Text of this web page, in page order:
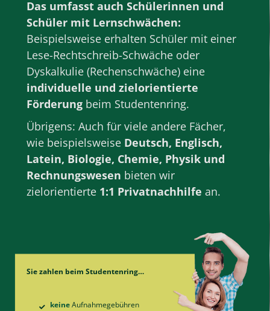
Das umfasst auch Schülerinnen und
Schüler mit Lernschwächen:
Beispielsweise erhalten Schüler mit einer
Lese-Rechtschreib-Schwäche oder
Dyskalkulie (Rechenschwäche) eine
individuelle und zielorientierte
Förderung beim Studentenring.
Übrigens: Auch für viele andere Fächer,
wie beispielsweise Deutsch, Englisch,
Latein, Biologie, Chemie, Physik und
Rechnungswesen bieten wir
zielorientierte 1:1 Privatnachhilfe an.
Sie zahlen beim Studentenring…
keineAufnahme­gebühren